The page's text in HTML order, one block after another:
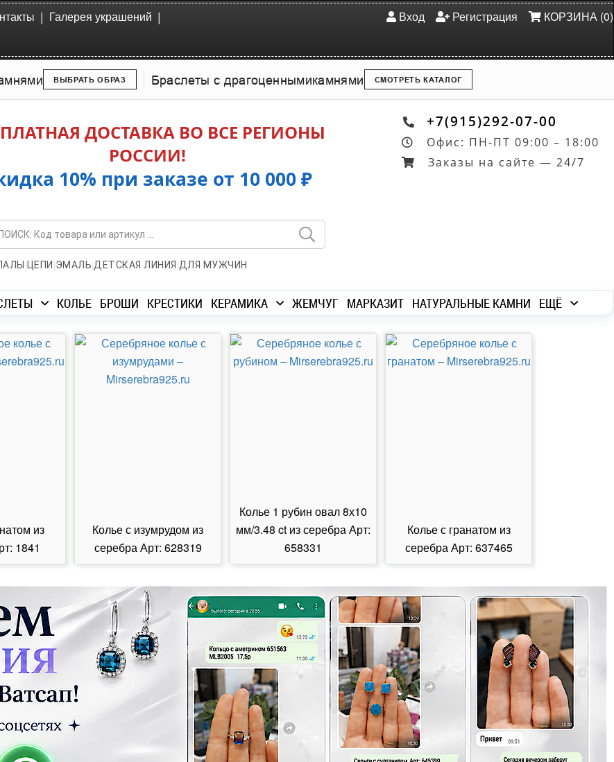
| Галерея украшений | Вход Регистрация КОРЗИНА (0)
ВЫБРАТЬ ОБРАЗ Браслеты с драгоценнымикамнями СМОТРЕТЬ КАТАЛОГ
ДОСТАВКА ВО ВСЕ РЕГИОНЫ
РОССИИ!
10% при заказе от 10 000 ₽
| ЦЕПИ |ЭМАЛЬ|ДЕТСКАЯ ЛИНИЯ |ДЛЯ МУЖЧИН
+7(915)292-07-00
Офис: ПН-ПТ 09:00 – 18:00
Заказы на сайте — 24/7
КОЛЬЕ БРОШИ КРЕСТИКИ КЕРАМИКА ЖЕМЧУГ МАРКАЗИТ НАТУРАЛЬНЫЕ КАМНИ ЕЩЁ
из
1841
Колье с изумрудом из
серебра Арт: 628319
Колье 1 рубин овал 8х10
мм/3.48 ct из серебра Арт:
658331
Колье с гранатом из
серебра Арт: 637465